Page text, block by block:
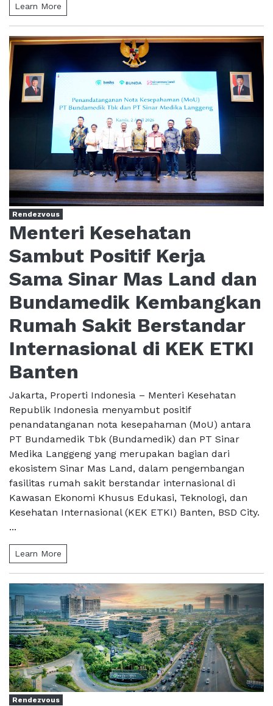
Learn More
Rendezvous
Menteri Kesehatan
Sambut Positif Kerja
Sama Sinar Mas Land dan
Bundamedik Kembangkan
Rumah Sakit Berstandar
Internasional di KEK ETKI
Banten
Jakarta, Properti Indonesia – Menteri Kesehatan
Republik Indonesia menyambut positif
penandatanganan nota kesepahaman (MoU) antara
PT Bundamedik Tbk (Bundamedik) dan PT Sinar
Medika Langgeng yang merupakan bagian dari
ekosistem Sinar Mas Land, dalam pengembangan
fasilitas rumah sakit berstandar internasional di
Kawasan Ekonomi Khusus Edukasi, Teknologi, dan
Kesehatan Internasional (KEK ETKI) Banten, BSD City.
...
Learn More
Rendezvous